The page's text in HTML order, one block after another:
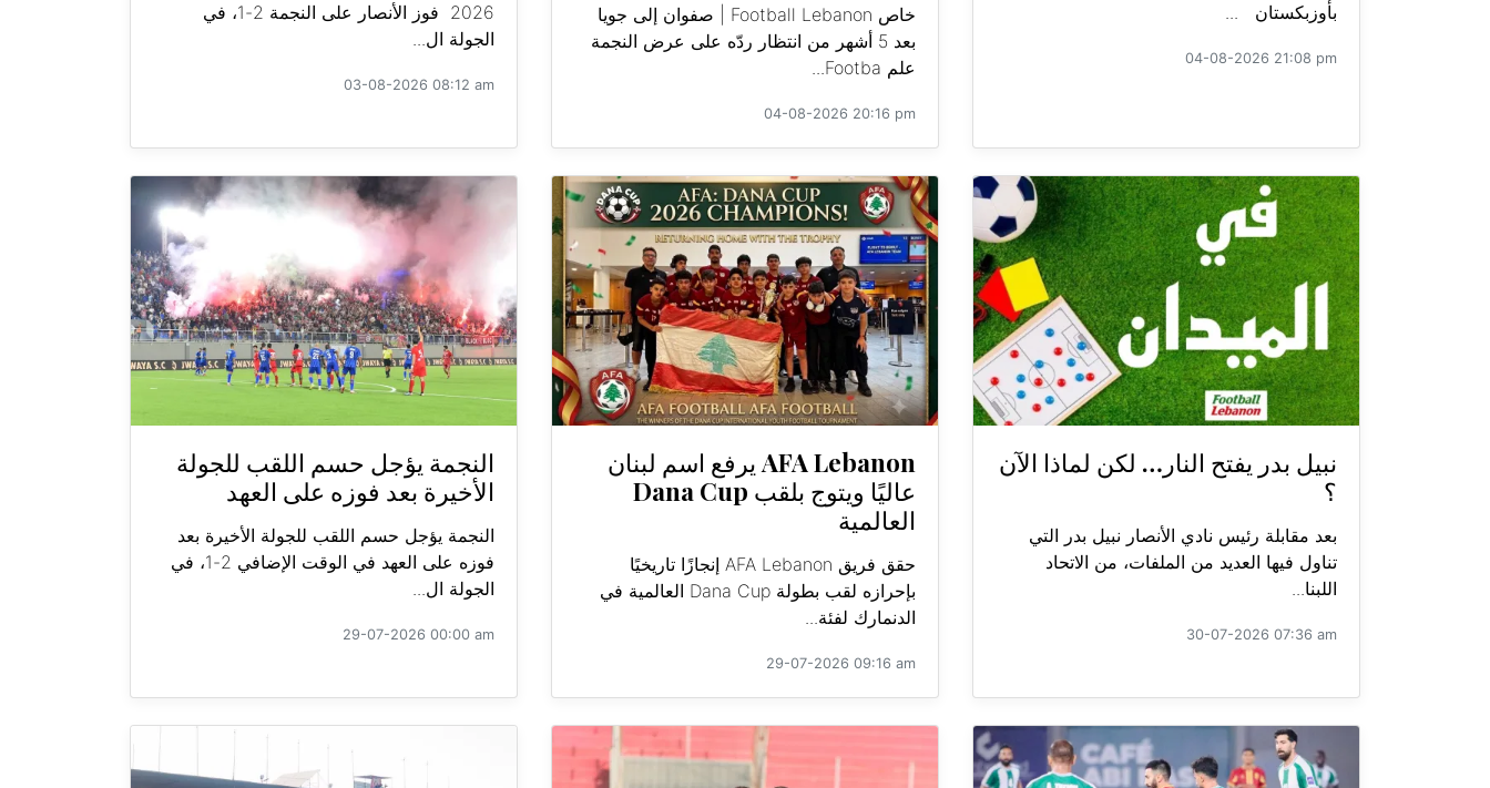
بأوزبكستان ...
04-08-2026 21:08 pm
خاص Football Lebanon | صفوان إلى جويا
بعد 5 أشهر من انتظار ردّه على عرض النجمة
علم Footba...
04-08-2026 20:16 pm
2026 فوز الأنصار على النجمة 2-1، في
الجولة ال...
03-08-2026 08:12 am
نبيل بدر يفتح النار… لكن لماذا الآن
؟
بعد مقابلة رئيس نادي الأنصار نبيل بدر التي
تناول فيها العديد من الملفات، من الاتحاد
اللبنا...
30-07-2026 07:36 am
AFA Lebanon يرفع اسم لبنان
عاليًا ويتوج بلقب Dana Cup
العالمية
حقق فريق AFA Lebanon إنجازًا تاريخيًا
بإحرازه لقب بطولة Dana Cup العالمية في
الدنمارك لفئة...
29-07-2026 09:16 am
النجمة يؤجل حسم اللقب للجولة
الأخيرة بعد فوزه على العهد
النجمة يؤجل حسم اللقب للجولة الأخيرة بعد
فوزه على العهد في الوقت الإضافي 2-1، في
الجولة ال...
29-07-2026 00:00 am